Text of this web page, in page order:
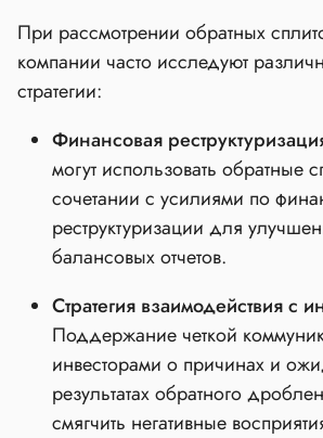
При рассмотрении обратных
компании часто исследуют
стратегии:
Финансовая
могут использовать обратные
сочетании с усилиями по
реструктуризации для
балансовых отчетов.
Стратегия взаимодействия с
Поддержание четкой
инвесторами о причинах и
результатах обратного
смягчить негативные